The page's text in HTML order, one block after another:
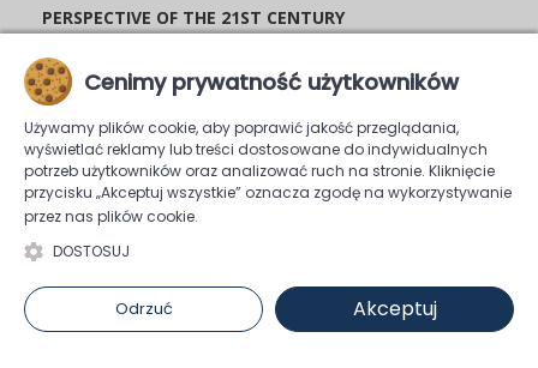
PERSPECTIVE OF THE 21ST CENTURY
The lignite, with the bituminous coal, constitutes a strategic
fuel for the Polish economy. Within the last decade the share
of lignite in the production of the electric power varied
between 34.5% and 39.0% and it was definitely the cheapest
constituted 25.5% of the installed power in Polish power
plants. The prospects of the lignite is closely tied to the
Cenimy prywatność użytkowników
Używamy plików cookie, aby poprawić jakość przeglądania,
wyświetlać reklamy lub treści dostosowane do indywidualnych
potrzeb użytkowników oraz analizować ruch na stronie. Kliknięcie
przycisku „Akceptuj wszystkie” oznacza zgodę na wykorzystywanie
przez nas plików cookie.
DOSTOSUJ
Akceptuj
Odrzuć